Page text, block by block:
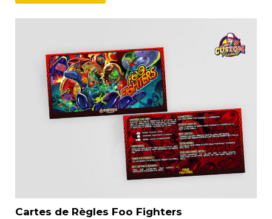
Cartes de Règles Foo Fighters